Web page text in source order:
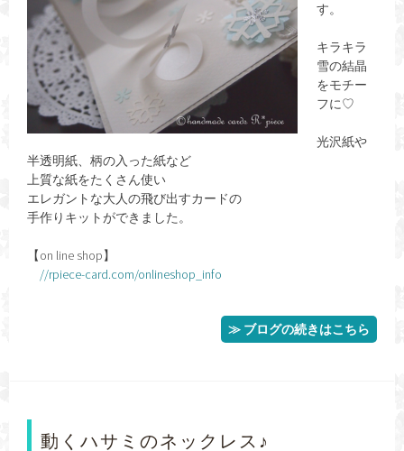
す。
キラキラ
雪の結晶
をモチー
フに♡
光沢紙や
半透明紙、柄の入った紙など
上質な紙をたくさん使い
エレガントな大人の飛び出すカードの
手作りキットができました。
【on line shop】
//rpiece-card.com/onlineshop_info
≫ ブログの続きはこちら
動くハサミのネックレス♪